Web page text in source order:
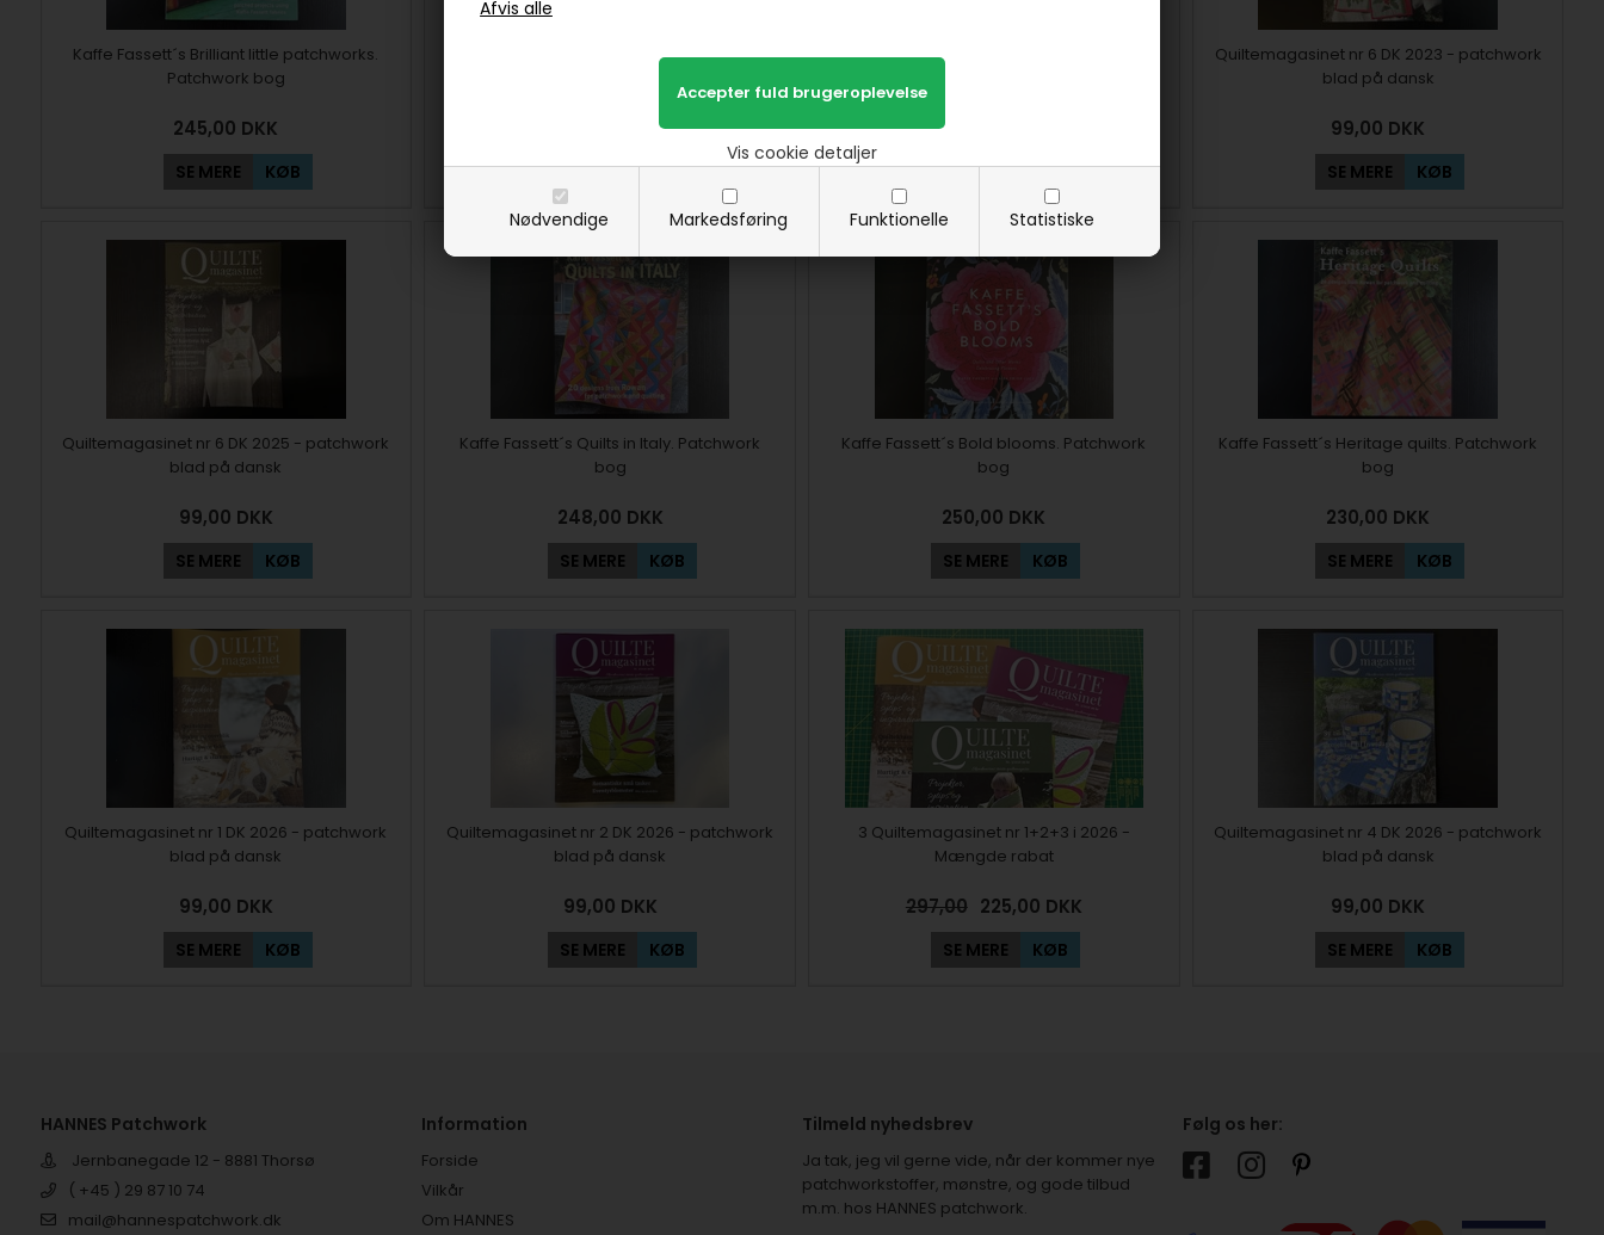
Nødvendige Markedsføring Funktionelle Statistiske
Vis cookie detaljer
Kaffe Fassett´s Brilliant little patchworks.
Patchwork bog
245,00 DKK
SE MERE KØB
Quiltemagasinet nr 3 DK 2022
DKK
SE MERE KØB
Mini Ruth Pude sykit
170,00
SE MERE KØB
Quiltemagasinet nr 6 DK 2023 - patchwork
blad på dansk
99,00 DKK
SE MERE KØB
Quiltemagasinet nr 6 DK 2025 - patchwork
blad på dansk
99,00 DKK
SE MERE KØB
Kaffe Fassett´s Quilts in Italy. Patchwork
bog
248,00 DKK
SE MERE KØB
Kaffe Fassett´s Bold blooms. Patchwork
bog
250,00 DKK
SE MERE KØB
Kaffe Fassett´s Heritage quilts. Patchwork
bog
230,00 DKK
SE MERE KØB
Quiltemagasinet nr 1 DK 2026 - patchwork
blad på dansk
99,00 DKK
SE MERE KØB
Quiltemagasinet nr 2 DK 2026 - patchwork
blad på dansk
99,00 DKK
SE MERE KØB
3 Quiltemagasinet nr 1+2+3 i 2026 -
Mængde rabat
297,00 225,00 DKK
SE MERE KØB
Quiltemagasinet nr 4 DK 2026 - patchwork
blad på dansk
99,00 DKK
SE MERE KØB
HANNES Patchwork
Jernbanegade 12 - 8881 Thorsø
( +45 ) 29 87 10 74
mail@hannespatchwork.dk
Information
Forside
Vilkår
Om HANNES
Tilmeld nyhedsbrev
Ja tak, jeg vil gerne vide, når der kommer nye
patchworkstoffer, mønstre, og gode tilbud
m.m. hos HANNES patchwork.
Følg os her: